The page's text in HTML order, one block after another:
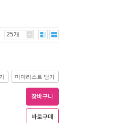
25개
마이리스트 담기
장바구니
바로구매